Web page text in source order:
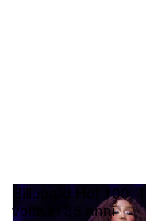
Billboard Hot 100:
volta in 35 anni